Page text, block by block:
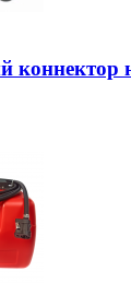
коннектор